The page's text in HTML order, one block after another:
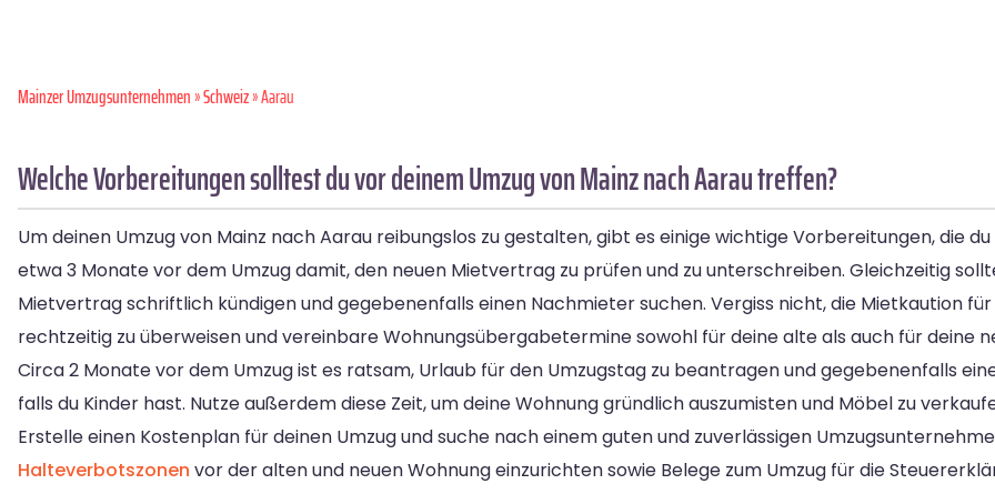
Mainzer Umzugsunternehmen»Schweiz» Aarau
Welche Vorbereitungen solltest du vor deinem Umzug von Mainz nach Aarau treffen?
Um deinen Umzug von Mainz nach Aarau reibungslos zu gestalten, gibt es einige wichtige Vorbereitungen, die
etwa 3 Monate vor dem Umzug damit, den neuen Mietvertrag zu prüfen und zu unterschreiben. Gleichzeitig
Mietvertrag schriftlich kündigen und gegebenenfalls einen Nachmieter suchen. Vergiss nicht, die Mietkaution
rechtzeitig zu überweisen und vereinbare Wohnungsübergabetermine sowohl für deine alte als auch für deine
Circa 2 Monate vor dem Umzug ist es ratsam, Urlaub für den Umzugstag zu beantragen und gegebenenfalls
falls du Kinder hast. Nutze außerdem diese Zeit, um deine Wohnung gründlich auszumisten und Möbel zu
Erstelle einen Kostenplan für deinen Umzug und suche nach einem guten und zuverlässigen
Halteverbotszonen vor der alten und neuen Wohnung einzurichten sowie Belege zum Umzug für die